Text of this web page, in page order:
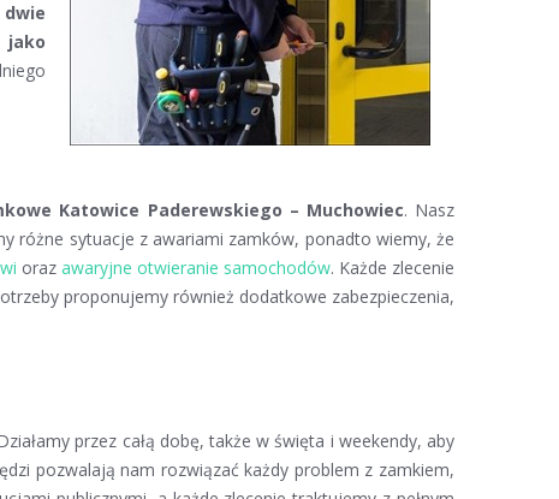
dwie
jako
Katowice Paderewskiego – Muchowiec. Nasz
różne sytuacje z awariami zamków, ponadto wiemy, że
oraz awaryjne otwieranie samochodów. Każde zlecenie
proponujemy również dodatkowe zabezpieczenia,
przez całą dobę, także w święta i weekendy, aby
pozwalają nam rozwiązać każdy problem z zamkiem,